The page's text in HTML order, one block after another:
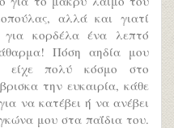
αλλά και γιατί
κορδέλα ένα λεπτό
Πόση αηδία μου
είχε πολύ κόσμο στο
την ευκαιρία, κάθε
να κατέβει ή να ανέβει
μου στα παΐδια του.